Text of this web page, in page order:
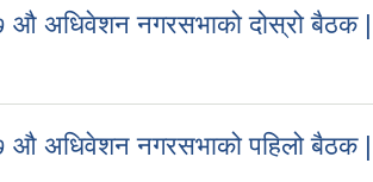
औ अधिवेशन नगरसभाको दोस्रो बैठक |
औ अधिवेशन नगरसभाको पहिलो बैठक |